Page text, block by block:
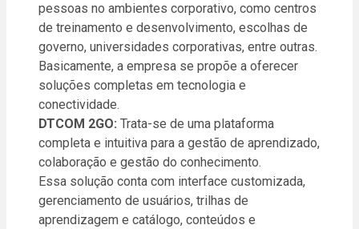
pessoas no ambientes corporativo, como centros
de treinamento e desenvolvimento, escolhas de
governo, universidades corporativas, entre outras.
Basicamente, a empresa se propõe a oferecer
soluções completas em tecnologia e
conectividade.
DTCOM 2GO: Trata-se de uma plataforma
completa e intuitiva para a gestão de aprendizado,
colaboração e gestão do conhecimento.
Essa solução conta com interface customizada,
gerenciamento de usuários, trilhas de
aprendizagem e catálogo, conteúdos e